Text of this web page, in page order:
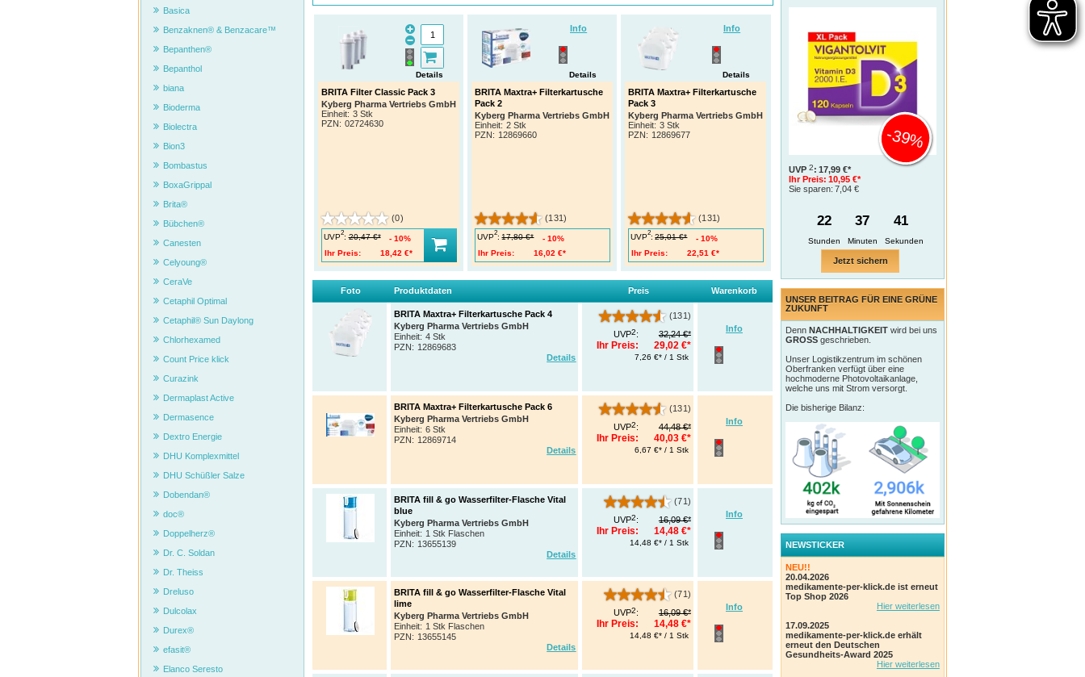
BRITA Filter Classic Pack 3
Kyberg Pharma Vertriebs GmbH
Einheit: 3 Stk
PZN: 02724630
Details
(0)
UVP
2
: 20,47 €*
Ihr Preis:
18,42 €*
10%
Info
BRITA Maxtra+ Filterkartusche
Pack 2
Kyberg Pharma Vertriebs GmbH
Einheit: 2 Stk
PZN: 12869660
Details
(131)
UVP
2
: 17,80 €*
Ihr Preis:
16,02 €*
10%
Info
BRITA Maxtra+ Filterkartusche
Pack 3
Kyberg Pharma Vertriebs GmbH
Einheit: 3 Stk
PZN: 12869677
Details
(131)
UVP
2
: 25,01 €*
Ihr Preis:
22,51 €*
10%
Foto Produktdaten Preis Warenkorb
Info
BRITA Maxtra+ Filterkartusche Pack 4
Kyberg Pharma Vertriebs GmbH
Einheit: 4 Stk
PZN: 12869683
Details
(131)
UVP2: 32,24 €*
Ihr Preis: 29,02 €*
7,26 €* / 1 Stk
Info
BRITA Maxtra+ Filterkartusche Pack 6
Kyberg Pharma Vertriebs GmbH
Einheit: 6 Stk
PZN: 12869714
Details
(131)
UVP2: 44,48 €*
Ihr Preis: 40,03 €*
6,67 €* / 1 Stk
Info
BRITA fill & go Wasserfilter-Flasche Vital
blue
Kyberg Pharma Vertriebs GmbH
Einheit: 1 Stk Flaschen
PZN: 13655139
Details
(71)
UVP2: 16,09 €*
Ihr Preis: 14,48 €*
14,48 €* / 1 Stk
Info
BRITA fill & go Wasserfilter-Flasche Vital
lime
Kyberg Pharma Vertriebs GmbH
Einheit: 1 Stk Flaschen
PZN: 13655145
Details
(71)
UVP2: 16,09 €*
Ihr Preis: 14,48 €*
14,48 €* / 1 Stk
Basica
Benzaknen® & Benzacare™
Bepanthen®
Bepanthol
biana
Bioderma
Biolectra
Bion3
Bombastus
BoxaGrippal
Brita®
Bübchen®
Canesten
Celyoung®
CeraVe
Cetaphil Optimal
Cetaphil® Sun Daylong
Chlorhexamed
Count Price klick
Curazink
Dermaplast Active
Dermasence
Dextro Energie
DHU Komplexmittel
DHU Schüßler Salze
Dobendan®
doc®
Doppelherz®
Dr. C. Soldan
Dr. Theiss
Dreluso
Dulcolax
Durex®
efasit®
Elanco Seresto
UVP 2: 17,99 €*
Ihr Preis: 10,95 €*
Sie sparen: 7,04 €
-39%
22 37 40
Jetzt sichern
UNSER BEITRAG FÜR EINE GRÜNE
ZUKUNFT
Denn NACHHALTIGKEIT wird bei uns
GROSS geschrieben.
Unser Logistikzentrum im schönen
Oberfranken verfügt über eine
hochmoderne Photovoltaikanlage,
welche uns mit Strom versorgt.
Die bisherige Bilanz:
NEWSTICKER
NEU!!
20.04.2026
medikamente-per-klick.de ist erneut
Top Shop 2026
Hier weiterlesen
17.09.2025
medikamente-per-klick.de erhält
erneut den Deutschen
Gesundheits-Award 2025
Hier weiterlesen